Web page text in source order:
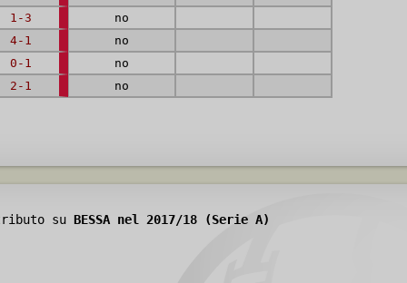
1-3
no
4-1
no
0-1
no
2-1
no
su BESSA nel 2017/18 (Serie A)